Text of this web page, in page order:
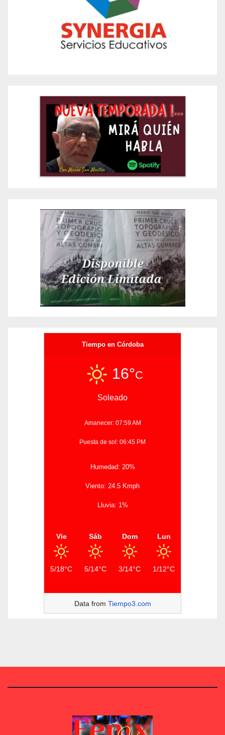
Tiempo en Córdoba
16°C
Soleado
Amanecer: 07:59 AM
Puesta de sol: 06:45 PM
Humedad: 20%
Viento: 24.5 Kmph
Lluvia: 1%
Vie
5/18°C
Sáb
5/14°C
Dom
3/14°C
Lun
1/12°C
Data from Tiempo3.com